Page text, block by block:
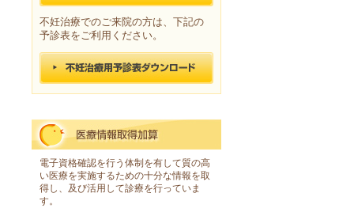
不妊治療でのご来院の方は、下記の
予診表をご利用ください。
電子資格確認を行う体制を有して質の高
い医療を実施するための十分な情報を取
得し、及び活用して診療を行っていま
す。